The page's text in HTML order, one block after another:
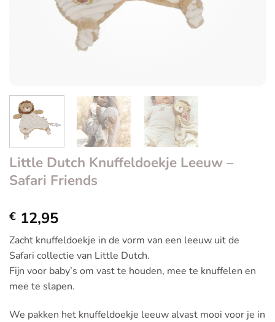
Little Dutch Knuffeldoekje Leeuw –
Safari Friends
€ 12,95
Zacht knuffeldoekje in de vorm van een leeuw uit de
Safari collectie van Little Dutch.
Fijn voor baby’s om vast te houden, mee te knuffelen en
mee te slapen.
We pakken het knuffeldoekje leeuw alvast mooi voor je in